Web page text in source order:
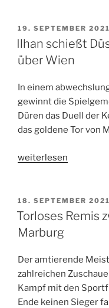
Sieg“
VERÖFFENTLICHT
AM
19. SEPTEMBER 2021
Ilhan schießt
über Wien
In einem
gewinnt die
Düren das Duell der
das goldene Tor von
„Ilhan
zum
Sieg
über
weiterlesen
VERÖFFENTLICHT
AM
18. SEPTEMBER 2021
Torloses Remis
Marburg
Der amtierende
zahlreichen
Kampf mit den
Ende keinen Sieger